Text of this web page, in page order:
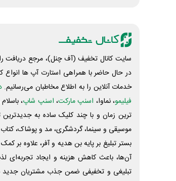
سایت کانال تخفیف (آف چنل)، مرجع دریافت
در حال حاضر با همراهی استارت آپ ها انواع
خدمات آنلاین را به اطلاع مخاطبان می‌رسانیم.
فیلیمو، نماوا، اسنپ مارکت، اسنپ شاپ،
ترین زمان و با چند کلیک ساده به جدیدترین
موسیقی و سینما، گردشگری، مد و پوشاک،
بستر تبلیغ بر پایه بن هدیه و آفر، علاوه بر
آن‌ها، باعث کاهش هزینه و ایجاد
تبلیغی و تخفیفی ضمن جذب مشتریان جدید